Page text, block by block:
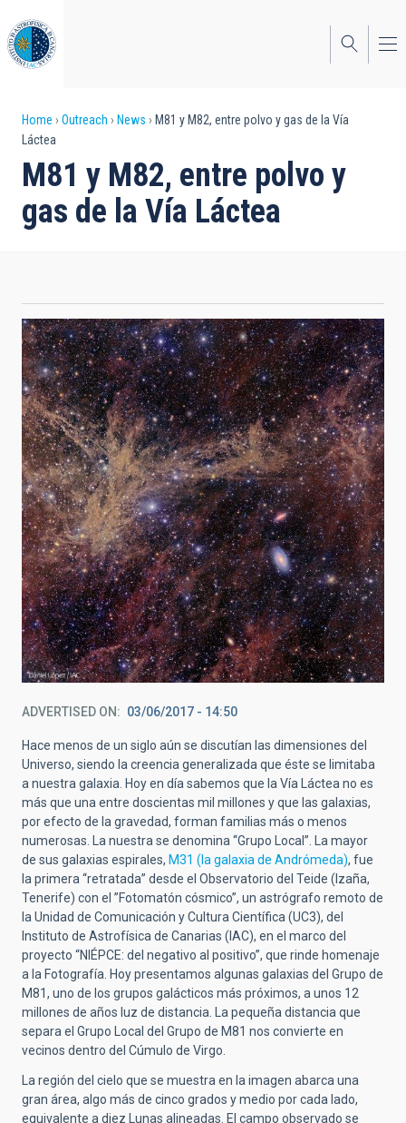
to
main
content
Breadcrumb
Home Outreach News
M81 y M82, entre polvo y gas de la Vía
Láctea
M81 y M82, entre polvo y
gas de la Vía Láctea
ADVERTISED ON 03/06/2017 - 14:50
Hace menos de un siglo aún se discutían las dimensiones del
Universo, siendo la creencia generalizada que éste se limitaba
a nuestra galaxia. Hoy en día sabemos que la Vía Láctea no es
más que una entre doscientas mil millones y que las galaxias,
por efecto de la gravedad, forman familias más o menos
numerosas. La nuestra se denomina “Grupo Local”. La mayor
de sus galaxias espirales, M31 (la galaxia de Andrómeda), fue
la primera “retratada” desde el Observatorio del Teide (Izaña,
Tenerife) con el ”Fotomatón cósmico”, un astrógrafo remoto de
la Unidad de Comunicación y Cultura Científica (UC3), del
Instituto de Astrofísica de Canarias (IAC), en el marco del
proyecto “NIÉPCE: del negativo al positivo”, que rinde homenaje
a la Fotografía. Hoy presentamos algunas galaxias del Grupo de
M81, uno de los grupos galácticos más próximos, a unos 12
millones de años luz de distancia. La pequeña distancia que
separa el Grupo Local del Grupo de M81 nos convierte en
vecinos dentro del Cúmulo de Virgo.
La región del cielo que se muestra en la imagen abarca una
gran área, algo más de cinco grados y medio por cada lado,
equivalente a diez Lunas alineadas. El campo observado se